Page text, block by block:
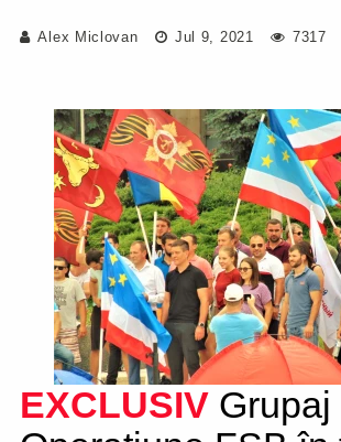
Alex Miclovan Jul 9, 2021 7317
EXCLUSIV Grupaj